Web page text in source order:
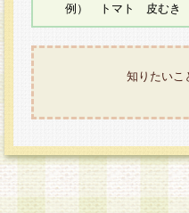
例） トマト 皮むき
知りたいこ